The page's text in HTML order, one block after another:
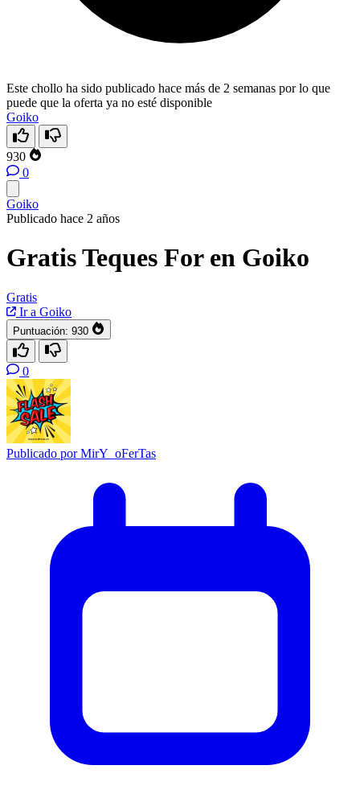
Este chollo ha sido publicado hace más de 2 semanas por lo que
puede que la oferta ya no esté disponible
Goiko
930
0
Goiko
Publicado hace 2 años
Gratis Teques For en Goiko
Gratis
Ir a Goiko
Puntuación: 930
0
Publicado porMirY_oFerTas